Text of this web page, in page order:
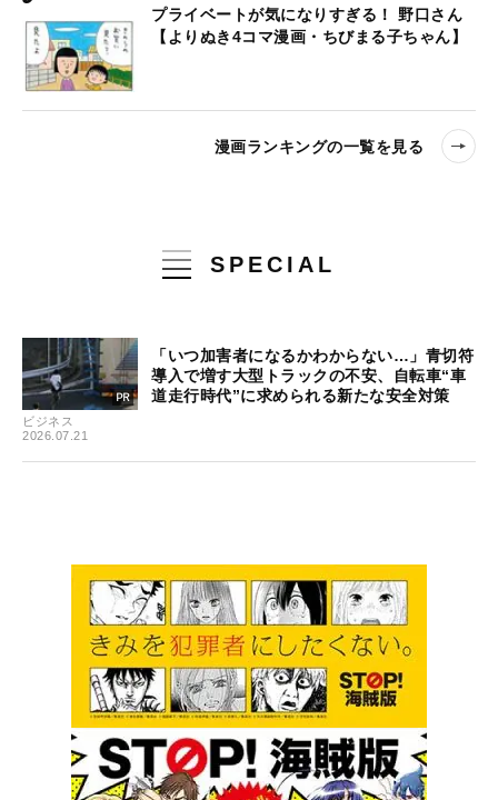
プライベートが気になりすぎる！ 野口さん
【よりぬき4コマ漫画・ちびまる子ちゃん】
漫画ランキングの一覧を見る
SPECIAL
ビジネス
2026.07.21
「いつ加害者になるかわからない…」青切符
導入で増す大型トラックの不安、自転車“車
道走行時代”に求められる新たな安全対策